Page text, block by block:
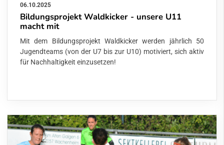
06.10.2025
Bildungsprojekt Waldkicker - unsere U11
macht mit
Mit dem Bildungsprojekt Waldkicker werden jährlich 50
Jugendteams (von der U7 bis zur U10) motiviert, sich aktiv
für Nachhaltigkeit einzusetzen!